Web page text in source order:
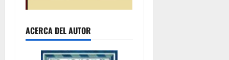
ACERCA DEL AUTOR